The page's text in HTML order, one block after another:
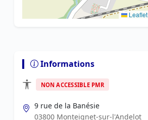
Leaflet
Informations
NON ACCESSIBLE PMR
9 rue de la Banésie
03800 Monteignet-sur-l'Andelot